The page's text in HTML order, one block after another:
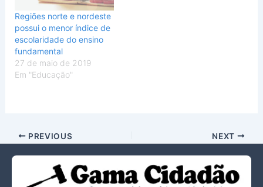
Regiões norte e nordeste
possui o menor índice de
escolaridade do ensino
fundamental
27 de maio de 2019
Em "Educação"
PREVIOUS NEXT